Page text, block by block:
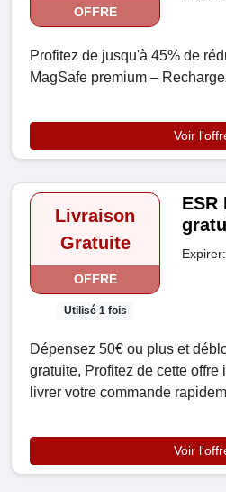
OFFRE
Profitez de jusqu'à 45% de
MagSafe premium –
Voir
Livraison
Gratuite
OFFRE
Utilisé 1 fois
ESR
Dépensez 50€ ou plus et
gratuite, Profitez de cette offre
livrer votre commande
Voir